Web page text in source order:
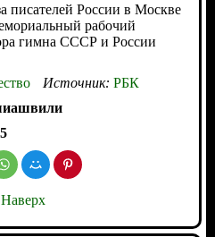
писателей России в Москве
рабочий
гимна СССР и России
Источник: РБК
Наверх